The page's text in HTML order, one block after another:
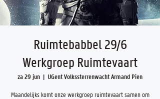
Ruimtebabbel 29/6
Werkgroep Ruimtevaart
za 29 jun
  |
UGent Volkssterrenwacht Armand Pien
Maandelijks komt onze werkgroep ruimtevaart samen om